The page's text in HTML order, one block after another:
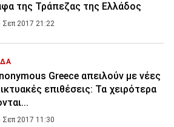
της Τράπεζας της Ελλάδος
Σεπ 2017 21:22
Greece απειλούν με νέες
επιθέσεις: Τα χειρότερα
Σεπ 2017 11:30